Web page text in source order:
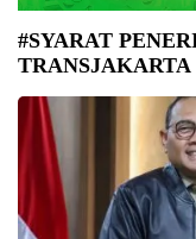
#SYARAT
TRANSJAKARTA
Wali Kota Jakarta Pusat
Transjakarta. (Foto: